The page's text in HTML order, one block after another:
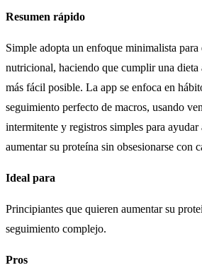
Resumen rápido
Simple adopta un enfoque minimalista para
nutricional, haciendo que cumplir una dieta
más fácil posible. La app se enfoca en
seguimiento perfecto de macros, usando
intermitente y registros simples para ayudar
aumentar su proteína sin obsesionarse con
Ideal para
Principiantes que quieren aumentar su
seguimiento complejo.
Pros